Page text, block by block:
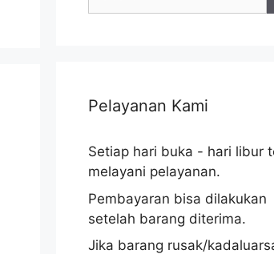
f
r
:
Pelayanan Kami
Setiap hari buka - hari libur
melayani pelayanan.
Pembayaran bisa dilakukan
setelah barang diterima.
Jika barang rusak/